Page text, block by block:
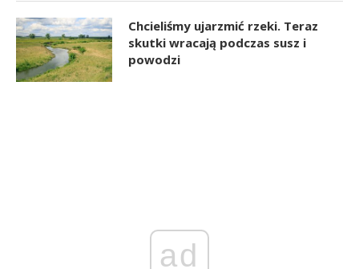
Chcieliśmy ujarzmić rzeki. Teraz
skutki wracają podczas susz i
powodzi
ad